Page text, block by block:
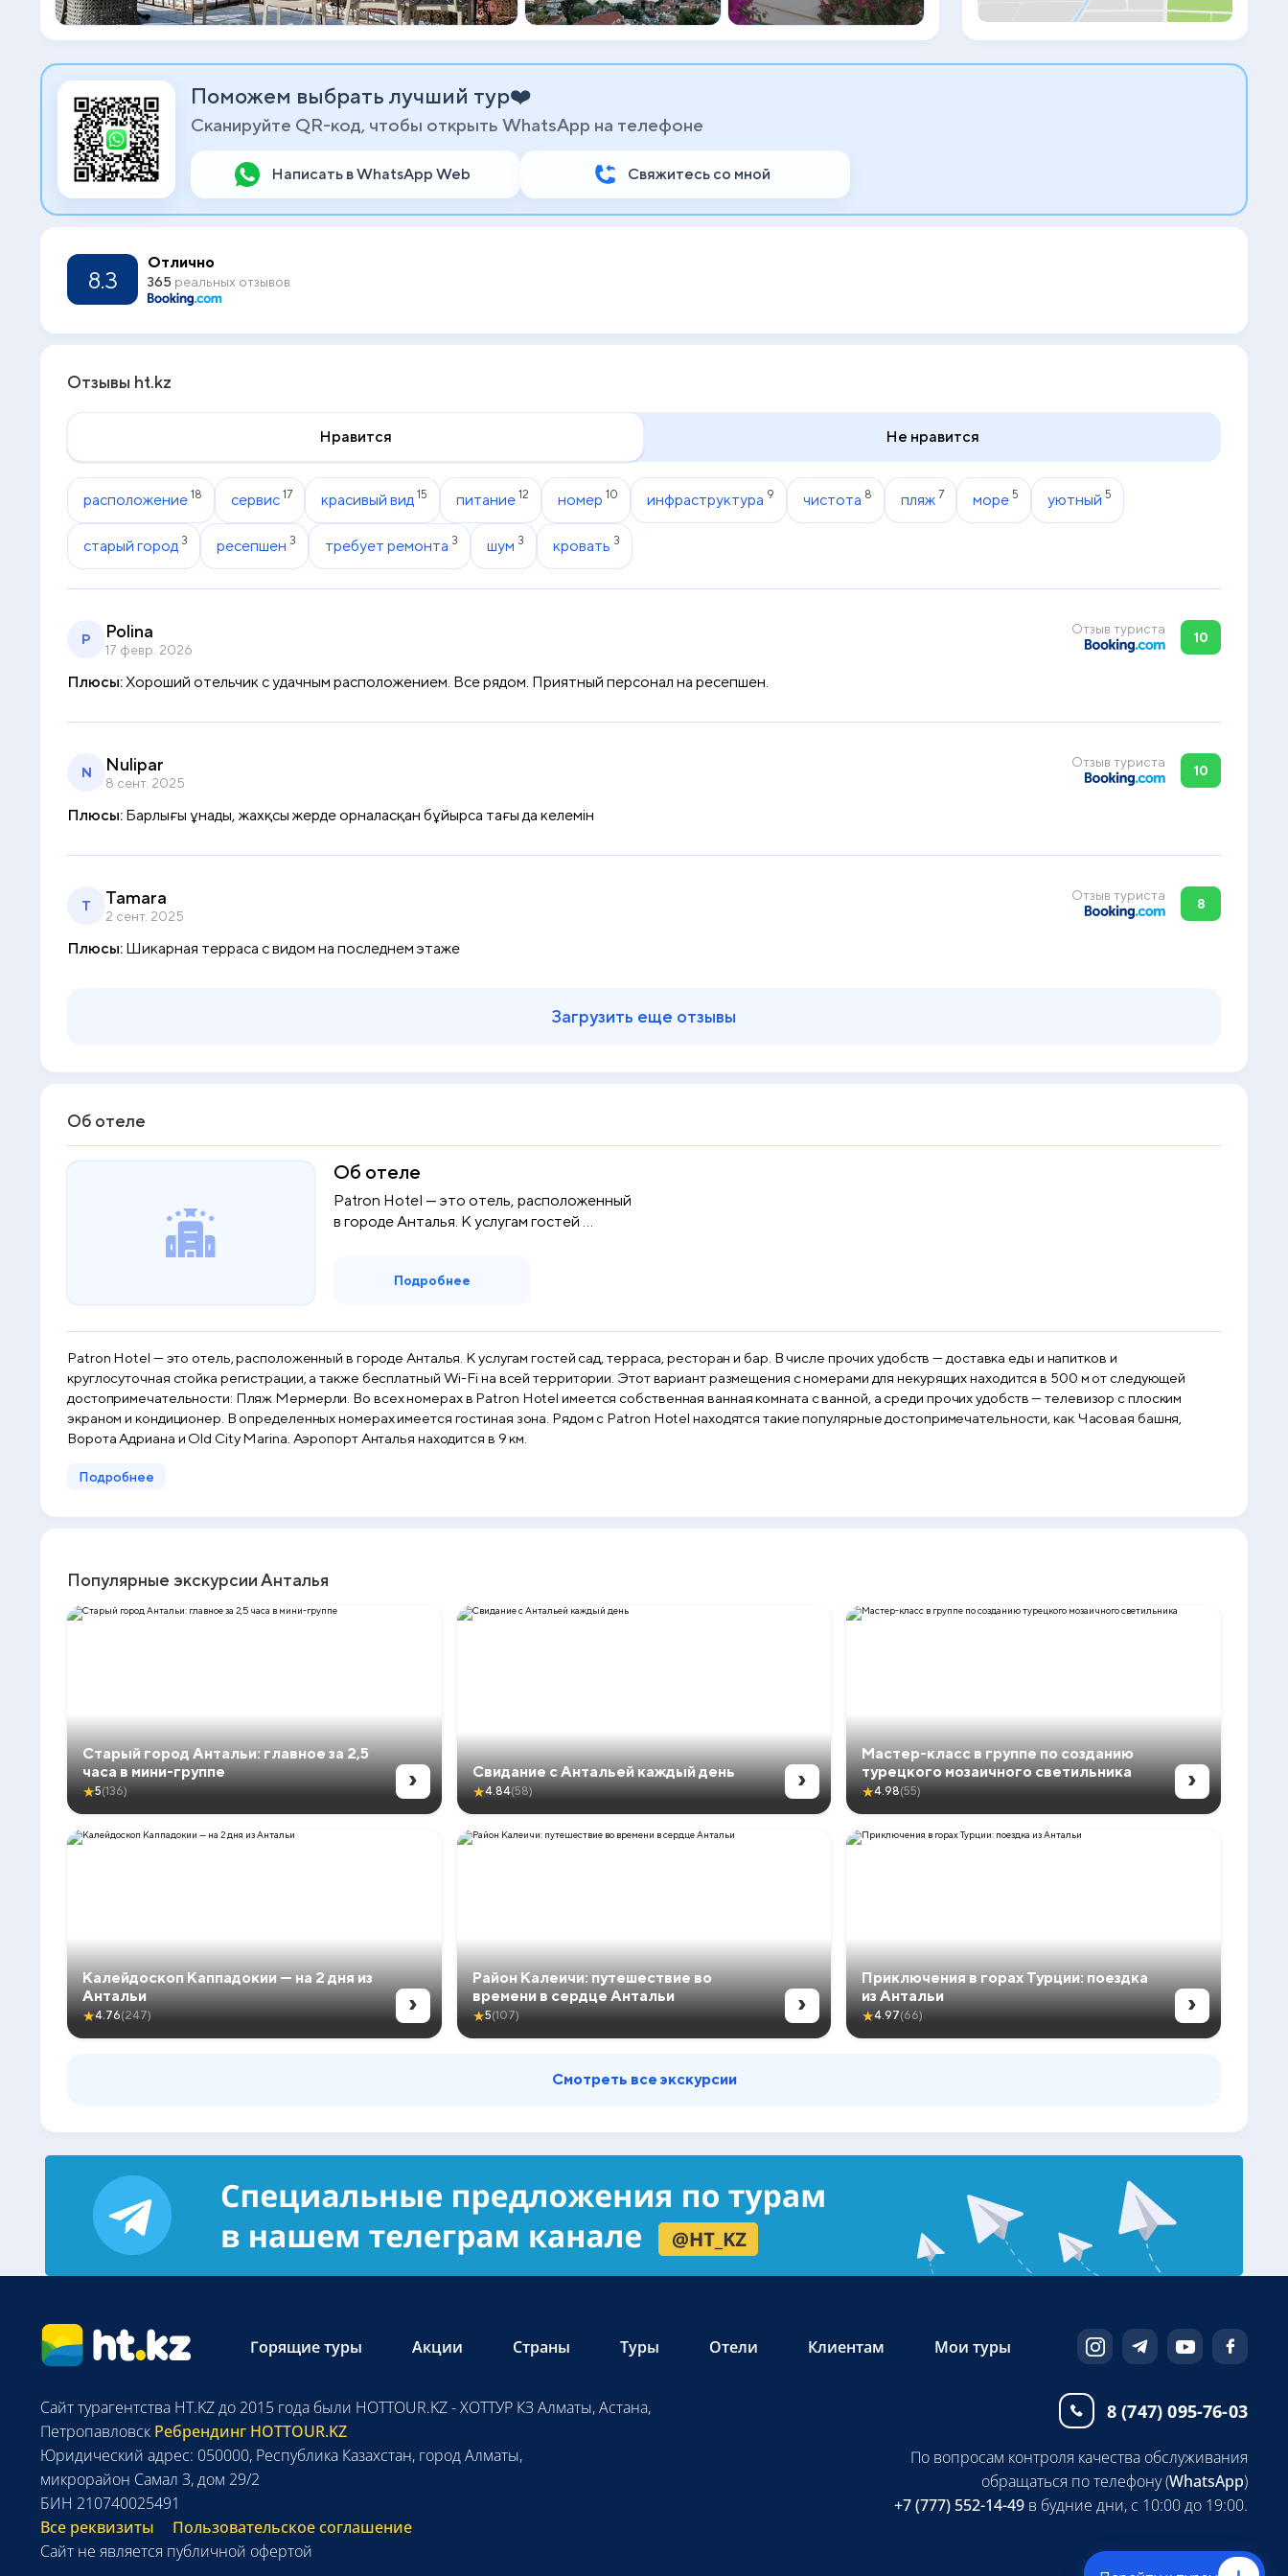
башня, Ворота Адриана и Old City Marina.
Аэропорт Анталья находится в 9 км.
Поможем выбрать лучший тур❤️
Сканируйте QR-код, чтобы открыть WhatsApp на телефоне
Написать в WhatsApp Web Свяжитесь со мной
8.3
Отлично
365 реальных отзывов
Отзывы ht.kz
Нравится Не нравится
расположение 18 сервис 17 красивый вид 15 питание 12 номер 10 инфраструктура 9 чистота 8 пляж 7 море 5 уютный 5
старый город 3 ресепшен 3 требует ремонта 3 шум 3 кровать 3
P Polina
17 февр. 2026
Отзыв туриста
10
Плюсы:Хороший отельчик с удачным расположением. Все рядом. Приятный персонал на ресепшен.
N Nulipar
8 сент. 2025
Отзыв туриста
10
Плюсы: Барлығы ұнады, жахқсы жерде орналасқан бұйырса тағы да келемін
T Tamara
2 сент. 2025
Отзыв туриста
8
Плюсы: Шикарная терраса с видом на последнем этаже
Загрузить еще отзывы
Об отеле
Об отеле
Patron Hotel — это отель, расположенный
в городе Анталья. К услугам гостей ...
Подробнее
Patron Hotel — это отель, расположенный в городе Анталья. К услугам гостей сад, терраса, ресторан и бар. В числе прочих удобств — доставка еды и напитков и
круглосуточная стойка регистрации, а также бесплатный Wi-Fi на всей территории. Этот вариант размещения с номерами для некурящих находится в 500 м от следующей
достопримечательности: Пляж Мермерли. Во всех номерах в Patron Hotel имеется собственная ванная комната с ванной, а среди прочих удобств — телевизор с плоским
экраном и кондиционер. В определенных номерах имеется гостиная зона. Рядом с Patron Hotel находятся такие популярные достопримечательности, как Часовая башня,
Ворота Адриана и Old City Marina. Аэропорт Анталья находится в 9 км.
Подробнее
Популярные экскурсии Анталья
Старый город Антальи: главное за 2,5
часа в мини-группе
★5(136) › Свидание с Антальей каждый день
★4.84(58) ›
Мастер-класс в группе по созданию
турецкого мозаичного светильника
★4.98(55) ›
Калейдоскоп Каппадокии — на 2 дня из
Антальи
★4.76(247) ›
Район Калеичи: путешествие во
времени в сердце Антальи
★5(107) ›
Приключения в горах Турции: поездка
из Антальи
★4.97(66) ›
Смотреть все экскурсии
Горящие туры Акции Страны Туры Отели Клиентам Мои туры
8 (747) 095-76-03
Сайт турагентства HT.KZ до 2015 года были HOTTOUR.KZ - ХОТТУР КЗ Алматы, Астана,
Петропавловск Ребрендинг HOTTOUR.KZ
Юридический адрес: 050000, Республика Казахстан, город Алматы,
микрорайон Самал 3, дом 29/2
БИН 210740025491
Все реквизиты
Пользовательское соглашение
Сайт не является публичной офертой
По вопросам контроля качества обслуживания
обращаться по телефону (WhatsApp)
+7 (777) 552-14-49 в будние дни, с 10:00 до 19:00.